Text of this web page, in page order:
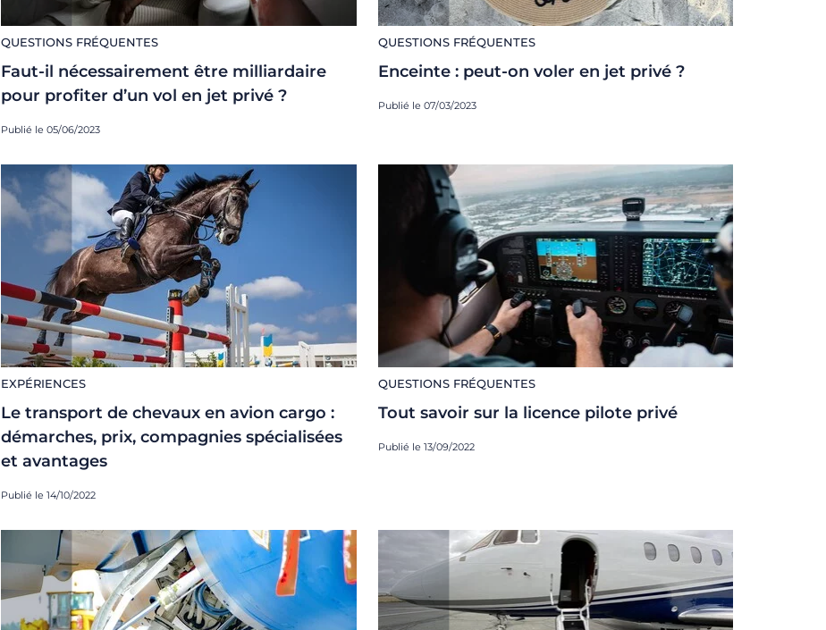
QUESTIONS FRÉQUENTES
Faut-il nécessairement être milliardaire
pour profiter d’un vol en jet privé ?
Publié le 05/06/2023
QUESTIONS FRÉQUENTES
Enceinte : peut-on voler en jet privé ?
Publié le 07/03/2023
EXPÉRIENCES
Le transport de chevaux en avion cargo :
démarches, prix, compagnies spécialisées
et avantages
Publié le 14/10/2022
QUESTIONS FRÉQUENTES
Tout savoir sur la licence pilote privé
Publié le 13/09/2022